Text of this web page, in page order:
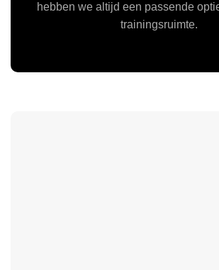
hebben we altijd een passende
trainingsruimte.